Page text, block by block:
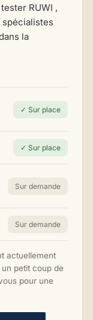
RUWI ,
la
✓ Sur place
✓ Sur place
Sur demande
Sur demande
actuellement
petit coup de
pour une